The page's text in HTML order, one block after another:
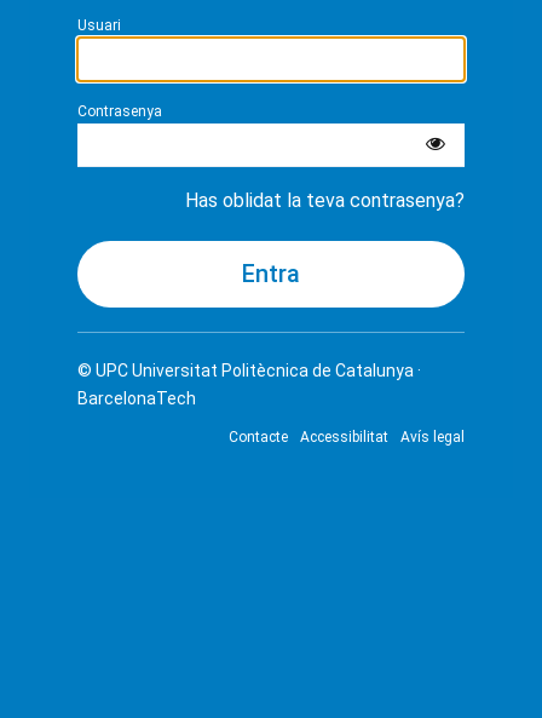
Usuari
Contrasenya
Has oblidat la teva contrasenya?
© UPCUniversitat Politècnica de Catalunya ·
BarcelonaTech
Contacte Accessibilitat Avís legal